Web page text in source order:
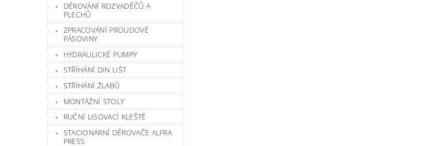
DĚROVÁNÍ ROZVADĚČŮ A
PLECHŮ
ZPRACOVÁNÍ PROUDOVÉ
PÁSOVINY
HYDRAULICKÉ PUMPY
STŘÍHÁNÍ DIN LIŠT
STŘÍHÁNÍ ŽLABŮ
MONTÁŽNÍ STOLY
RUČNÍ LISOVACÍ KLEŠTĚ
STACIONÁRNÍ DĚROVAČE ALFRA
PRESS